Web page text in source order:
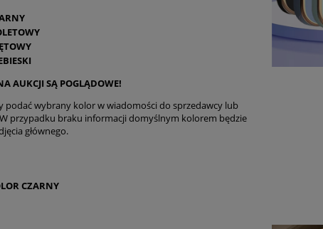
AUKCJI SĄ POGLĄDOWE!
podać wybrany kolor w wiadomości do sprzedawcy lub
przypadku braku informacji domyślnym kolorem będzie
głównego.
CZARNY